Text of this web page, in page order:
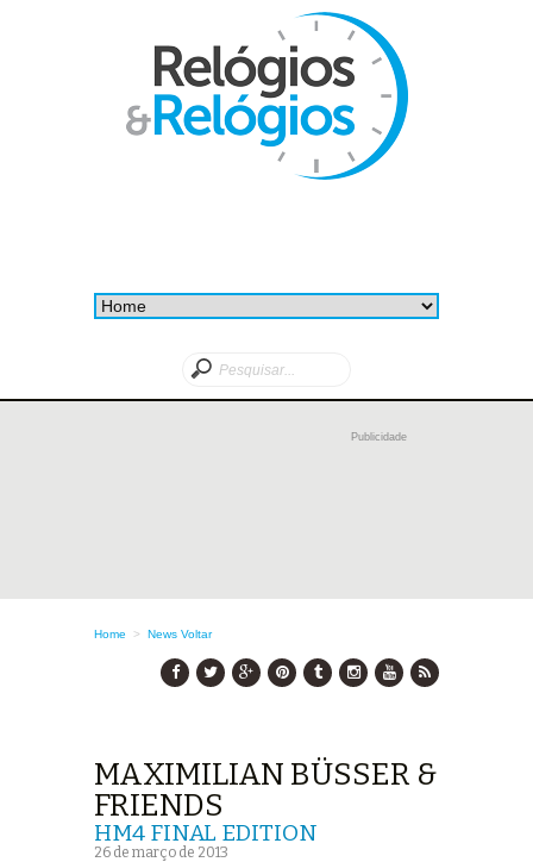
Publicidade
Home > News Voltar
MAXIMILIAN BÜSSER &
FRIENDS
HM4 FINAL EDITION
26 de março de 2013